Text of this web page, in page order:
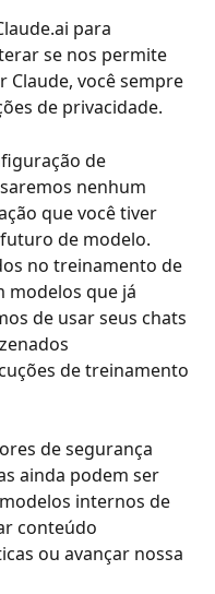
para
se nos permite
Claude, você sempre
de privacidade.
de
nenhum
que você tiver
de modelo.
no treinamento de
modelos que já
de usar seus chats
de treinamento
de segurança
ainda podem ser
internos de
conteúdo
ou avançar nossa